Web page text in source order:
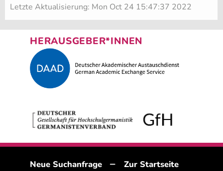
Letzte Aktualisierung: Mon Oct 24 15:47:37 2022
HERAUSGEBER*INNEN
Neue Suchanfrage – Zur Startseite